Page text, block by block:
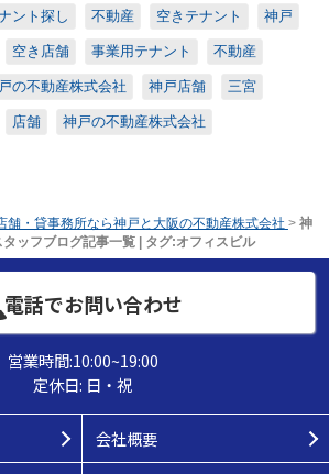
ント探し 不動産 空きテナント 神戸
空き店舗 事業用テナント 不動産
の不動産株式会社 神戸店舗 三宮
店舗 神戸の不動産株式会社
舗・貸事務所なら神戸と大阪の不動産株式会社 > 神
ッフブログ記事一覧 | タグ:オフィスビル
電話でお問い合わせ
営業時間:10:00~19:00
定休日: 日・祝
会社概要